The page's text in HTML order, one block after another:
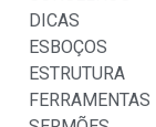
DICAS
ESBOÇOS
ESTRUTURA
FERRAMENTAS